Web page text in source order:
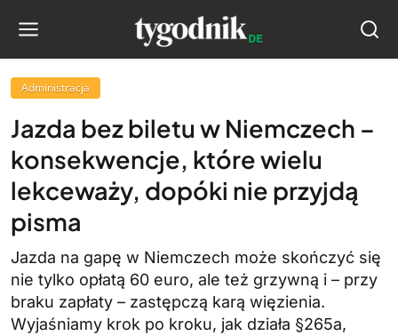
Administracja
Jazda bez biletu w Niemczech –
konsekwencje, które wielu
lekceważy, dopóki nie przyjdą
pisma
Jazda na gapę w Niemczech może skończyć się
nie tylko opłatą 60 euro, ale też grzywną i – przy
braku zapłaty – zastępczą karą więzienia.
Wyjaśniamy krok po kroku, jak działa §265a,